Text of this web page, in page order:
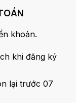
khoản.
khi đăng ký
lại trước 07